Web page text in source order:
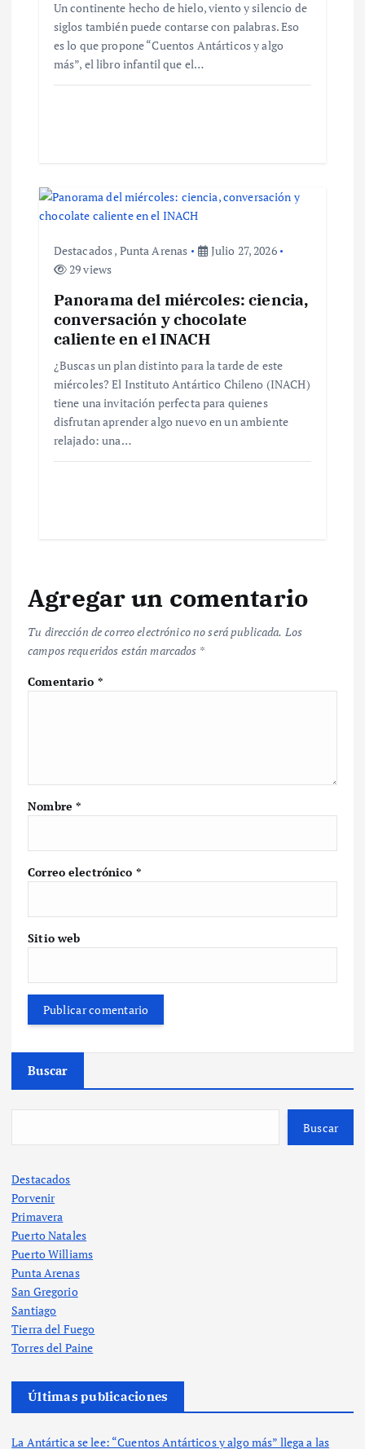
a
d
Un continente hecho de hielo, viento y silencio de
siglos también puede contarse con palabras. Eso
es lo que propone “Cuentos Antárticos y algo
más”, el libro infantil que el…
Destacados, Punta Arenas
Julio 27, 2026
29 views
Panorama del miércoles: ciencia,
conversación y chocolate
caliente en el INACH
¿Buscas un plan distinto para la tarde de este
miércoles? El Instituto Antártico Chileno (INACH)
tiene una invitación perfecta para quienes
disfrutan aprender algo nuevo en un ambiente
relajado: una…
Agregar un comentario
Tu dirección de correo electrónico no será publicada. Los
campos requeridos están marcados *
Comentario *
Nombre*
Correo electrónico *
Sitio web
Buscar
Buscar
Destacados
Porvenir
Primavera
Puerto Natales
Puerto Williams
Punta Arenas
San Gregorio
Santiago
Tierra del Fuego
Torres del Paine
Últimas publicaciones
La Antártica se lee: “Cuentos Antárticos y algo más” llega a las